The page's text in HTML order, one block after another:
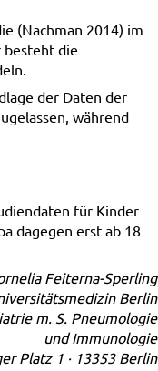
(Nachman 2014) im
besteht die
der Daten der
während
für Kinder
dagegen erst ab 18
Feiterna-Sperling
Berlin
m. S. Pneumologie
und Immunologie
Platz 1 · 13353 Berlin